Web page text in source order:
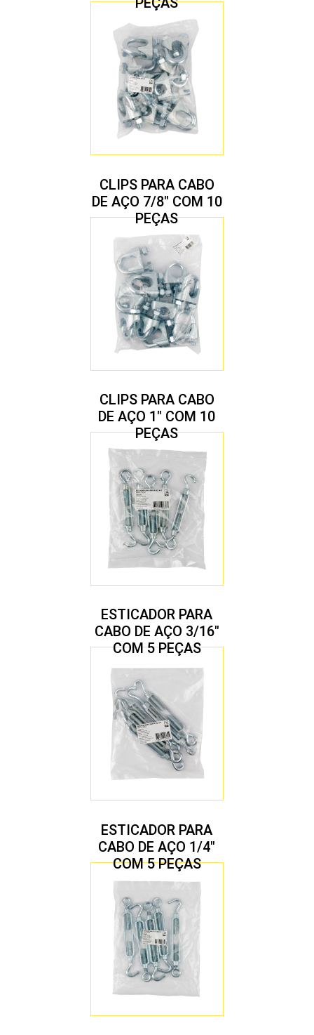
CLIPS PARA CABO
DE AÇO 7/8″ COM 10
PEÇAS
CLIPS PARA CABO
DE AÇO 1″ COM 10
PEÇAS
ESTICADOR PARA
CABO DE AÇO 3/16″
COM 5 PEÇAS
ESTICADOR PARA
CABO DE AÇO 1/4″
COM 5 PEÇAS